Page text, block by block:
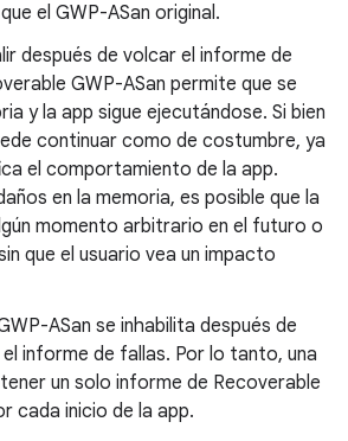
el GWP-ASan original.
después de volcar el informe de
GWP-ASan permite que se
y la app sigue ejecutándose. Si bien
continuar como de costumbre, ya
el comportamiento de la app.
en la memoria, es posible que la
momento arbitrario en el futuro o
que el usuario vea un impacto
ASan se inhabilita después de
informe de fallas. Por lo tanto, una
un solo informe de Recoverable
cada inicio de la app.